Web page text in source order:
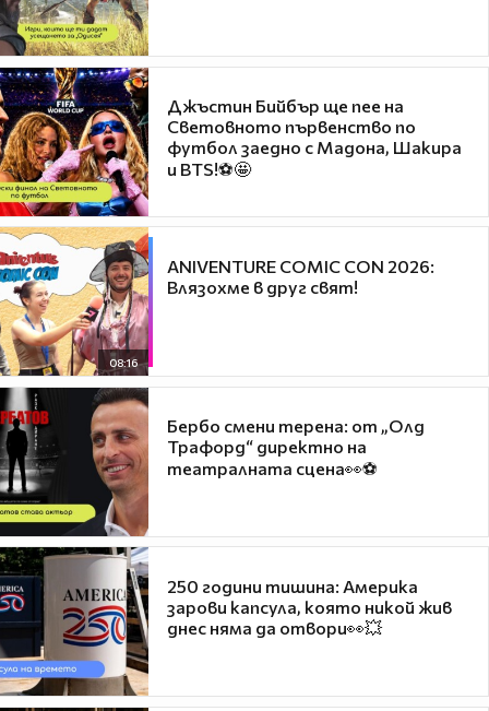
Джъстин Бийбър ще пее на
Световното първенство по
футбол заедно с Мадона, Шакира
и BTS!⚽🤩
08:16
ANIVENTURE COMIC CON 2026:
Влязохме в друг свят!
Бербо смени терена: от „Олд
Трафорд“ директно на
театралната сцена👀⚽
250 години тишина: Америка
зарови капсула, която никой жив
днес няма да отвори👀💥